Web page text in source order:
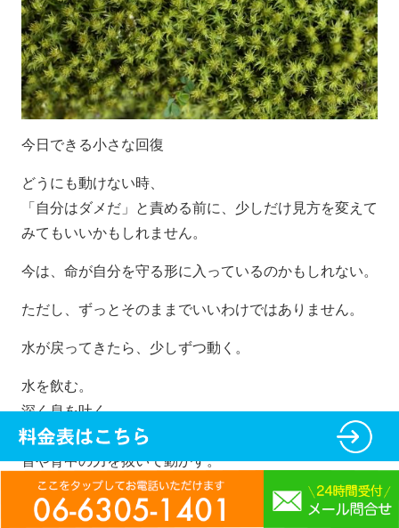
今日できる小さな回復
どうにも動けない時、
「自分はダメだ」と責める前に、 少しだけ見方を変えて
みてもいいかもしれません。
今は、命が自分を守る形に入っているのかもしれない。
ただし、ずっとそのままでいいわけではありません。
水が戻ってきたら、少しずつ動く。
水を飲む。
深く息を吐く。
外の光を見る。
首や背中の力を抜いて動かす。
スマホを置いて、目を休める。
誰かにひと言だけ連絡する。